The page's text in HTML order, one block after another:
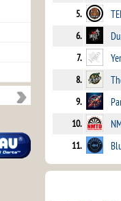
5.
6.
7.
8.
9.
10.
11.